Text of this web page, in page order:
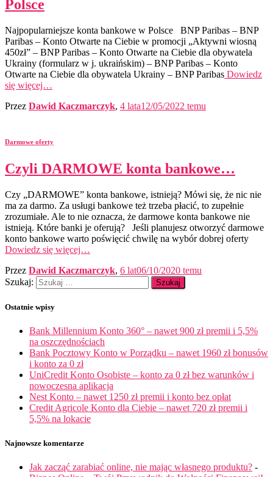
Polsce
Najpopularniejsze konta bankowe w Polsce BNP Paribas – BNP
Paribas – Konto Otwarte na Ciebie w promocji „Aktywni wiosną
450zł” – BNP Paribas – Konto Otwarte na Ciebie dla obywatela
Ukrainy (formularz w j. ukraińskim) – BNP Paribas – Konto
Otwarte na Ciebie dla obywatela Ukrainy – BNP Paribas Dowiedz
się więcej…
Przez Dawid Kaczmarczyk, 4 lata12/05/2022 temu
Darmowe oferty
Czyli DARMOWE konta bankowe…
Czy „DARMOWE” konta bankowe, istnieją? Mówi się, że nic nie
ma za darmo. Za usługi bankowe też trzeba płacić, to zupełnie
zrozumiałe. Ale to nie oznacza, że darmowe konta bankowe nie
istnieją. Które banki je oferują? Jeśli planujesz otworzyć darmowe
konto bankowe warto poświęcić chwilę na wybór dobrej oferty
Dowiedz się więcej…
Przez Dawid Kaczmarczyk, 6 lat06/10/2020 temu
Szukaj:
Ostatnie wpisy
Bank Millennium Konto 360° – nawet 900 zł premii i 5,5%
na oszczędnościach
Bank Pocztowy Konto w Porządku – nawet 1960 zł bonusów
i konto za 0 zł
UniCredit Konto Osobiste – konto za 0 zł bez warunków i
nowoczesna aplikacja
Nest Konto – nawet 1250 zł premii i konto bez opłat
Credit Agricole Konto dla Ciebie – nawet 720 zł premii i
5,5% na lokacie
Najnowsze komentarze
Jak zacząć zarabiać online, nie mając własnego produktu? -